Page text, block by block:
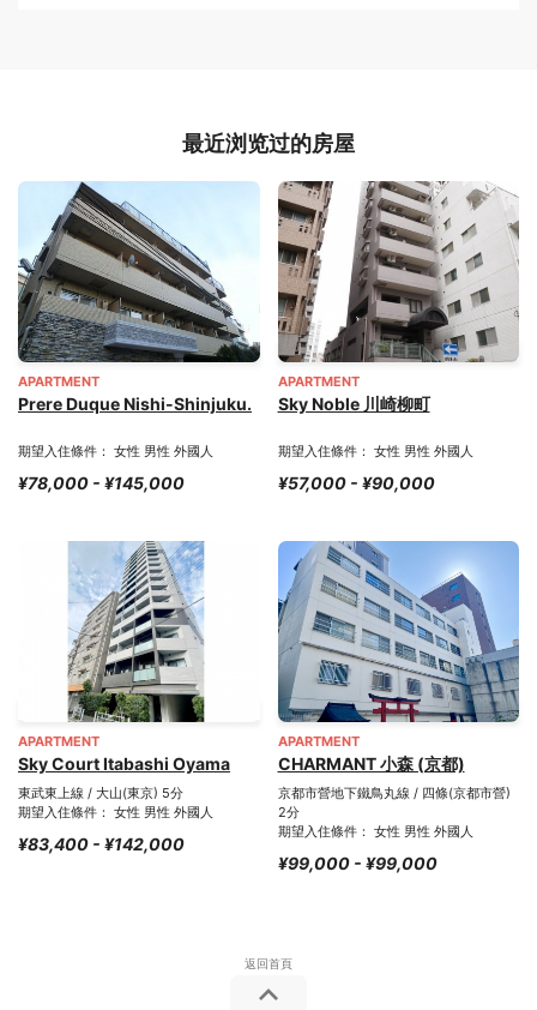
最近浏览过的房屋
APARTMENT
Prere Duque Nishi-Shinjuku.
期望入住條件： 女性 男性 外國人
¥78,000 - ¥145,000
APARTMENT
Sky Noble 川崎柳町
期望入住條件： 女性 男性 外國人
¥57,000 - ¥90,000
APARTMENT
Sky Court Itabashi Oyama
東武東上線 / 大山(東京) 5分
期望入住條件： 女性 男性 外國人
¥83,400 - ¥142,000
APARTMENT
CHARMANT 小森 (京都)
京都市營地下鐵鳥丸線 / 四條(京都市營)
2分
期望入住條件： 女性 男性 外國人
¥99,000 - ¥99,000